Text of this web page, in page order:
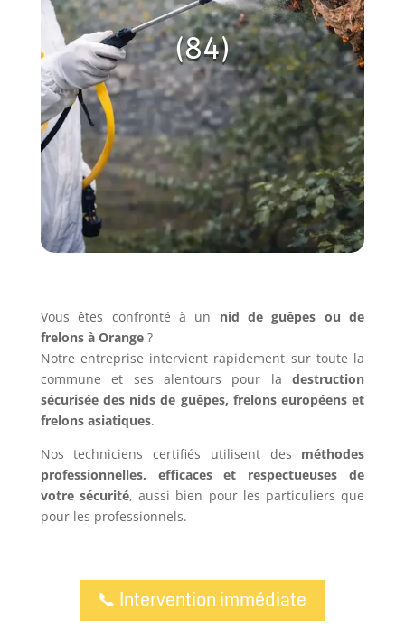
(84)
Vous êtes confronté à un nid de guêpes ou de
frelons à Orange?
Notre entreprise intervient rapidement sur toute la
commune et ses alentours pour ladestruction
sécurisée des nids de guêpes, frelons européens et
frelons asiatiques.
Nos techniciens certifiés utilisent des méthodes
professionnelles, efficaces et respectueuses de
votre sécurité, aussi bien pour les particuliers que
pour les professionnels.
📞 Intervention immédiate